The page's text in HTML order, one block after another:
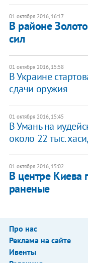
01 октября 2016, 16:17
В районе
сил
01 октября 2016, 15:58
В Украине
сдачи оружия
01 октября 2016, 15:45
В Умань на
около 22 тыс.
01 октября 2016, 15:02
В центре Киева
раненые
Про нас
Реклама на сайте
Ивенты